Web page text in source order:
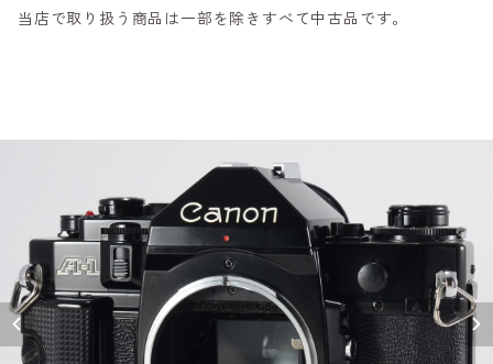
当店で取り扱う商品は一部を除きすべて中古品です。